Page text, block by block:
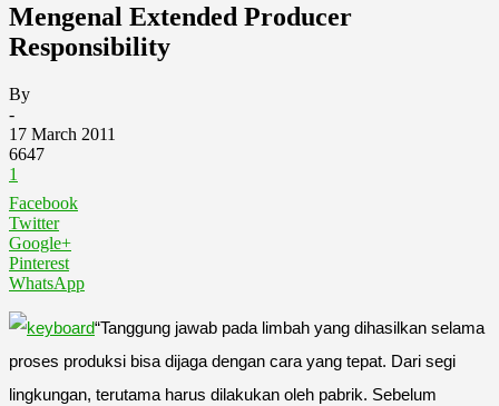
Mengenal Extended Producer
Responsibility
By
-
17 March 2011
6647
1
Facebook
Twitter
Google+
Pinterest
WhatsApp
“Tanggung jawab pada limbah yang dihasilkan selama
proses produksi bisa dijaga dengan cara yang tepat. Dari segi
lingkungan, terutama harus dilakukan oleh pabrik. Sebelum